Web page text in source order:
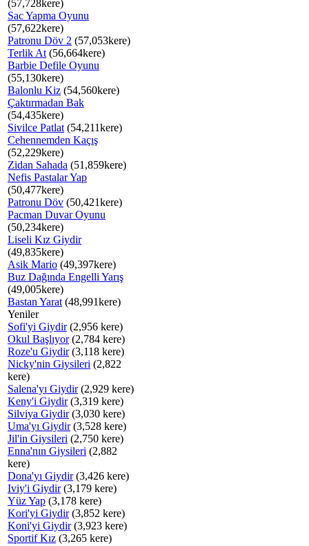
(57,728kere)
Sac Yapma Oyunu
(57,622kere)
Patronu Döv 2 (57,053kere)
Terlik At (56,664kere)
Barbie Defile Oyunu
(55,130kere)
Balonlu Kiz (54,560kere)
Çaktırmadan Bak
(54,435kere)
Sivilce Patlat (54,211kere)
Cehennemden Kaçış
(52,229kere)
Zidan Sahada (51,859kere)
Nefis Pastalar Yap
(50,477kere)
Patronu Döv (50,421kere)
Pacman Duvar Oyunu
(50,234kere)
Liseli Kız Giydir
(49,835kere)
Asik Mario (49,397kere)
Buz Dağında Engelli Yarış
(49,005kere)
Bastan Yarat (48,991kere)
Yeniler
Sofi'yi Giydir(2,956 kere)
Okul Başlıyor(2,784 kere)
Roze'u Giydir(3,118 kere)
Nicky'nin Giysileri (2,822
kere)
Salena'yı Giydir(2,929 kere)
Keny'i Giydir(3,319 kere)
Silviya Giydir(3,030 kere)
Uma'yı Giydir(3,528 kere)
Jil'in Giysileri (2,750 kere)
Enna'nın Giysileri (2,882
kere)
Dona'yı Giydir(3,426 kere)
Iviy'i Giydir(3,179 kere)
Yüz Yap (3,178 kere)
Kori'yi Giydir(3,852 kere)
Koni'yi Giydir(3,923 kere)
Sportif Kız (3,265 kere)